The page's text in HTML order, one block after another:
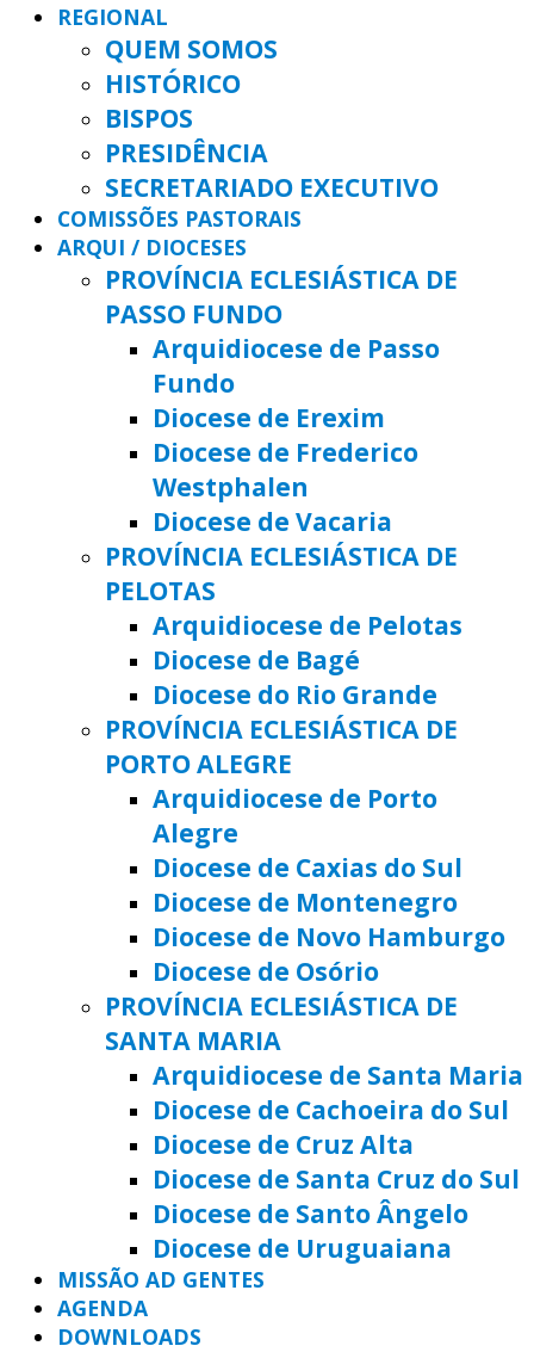
REGIONAL
QUEM SOMOS
HISTÓRICO
BISPOS
PRESIDÊNCIA
SECRETARIADO EXECUTIVO
COMISSÕES PASTORAIS
ARQUI / DIOCESES
PROVÍNCIA ECLESIÁSTICA DE
PASSO FUNDO
Arquidiocese de Passo
Fundo
Diocese de Erexim
Diocese de Frederico
Westphalen
Diocese de Vacaria
PROVÍNCIA ECLESIÁSTICA DE
PELOTAS
Arquidiocese de Pelotas
Diocese de Bagé
Diocese do Rio Grande
PROVÍNCIA ECLESIÁSTICA DE
PORTO ALEGRE
Arquidiocese de Porto
Alegre
Diocese de Caxias do Sul
Diocese de Montenegro
Diocese de Novo Hamburgo
Diocese de Osório
PROVÍNCIA ECLESIÁSTICA DE
SANTA MARIA
Arquidiocese de Santa Maria
Diocese de Cachoeira do Sul
Diocese de Cruz Alta
Diocese de Santa Cruz do Sul
Diocese de Santo Ângelo
Diocese de Uruguaiana
MISSÃO AD GENTES
AGENDA
DOWNLOADS